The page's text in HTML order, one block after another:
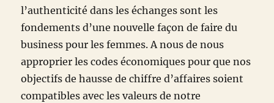
l’authenticité dans les échanges sont les
fondements d’une nouvelle façon de faire du
business pour les femmes. A nous de nous
approprier les codes économiques pour que nos
objectifs de hausse de chiffre d’affaires soient
compatibles avec les valeurs de notre